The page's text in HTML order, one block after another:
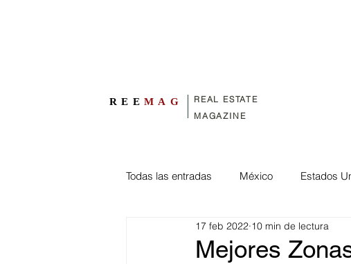
REEMAG
REAL ESTATE
MAGAZINE
Todas las entradas México Estados
Diseño Interior Diseño Exterior
Mejores
17 feb 2022 10 min de lectura